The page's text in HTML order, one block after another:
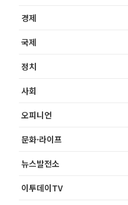
경제
국제
정치
사회
오피니언
문화·라이프
뉴스발전소
이투데이TV